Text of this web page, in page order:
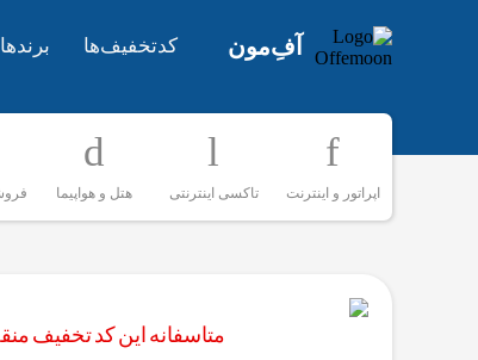
آفِ‌مون کدتخفیف‌ها
اپراتور و اینترنت تاکسی اینترنتی هتل و هواپیما
متاسفانه این کد تخفیف